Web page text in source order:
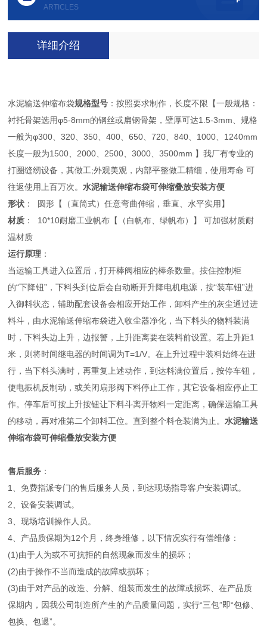
ARTICLES
详细介绍
水泥输送伸缩布袋规格型号 ：按照要求制作，长度不限【一般规格：
衬托骨架选用φ5-8mm的钢丝或扁钢骨架，壁厚可达1.5-3mm、规格
一般为φ300、320、350、400、650、720、840、1000、1240mm
长度一般为1500、2000、2500、3000、3500mm 】我厂有专业的
打圈缝纫设备，其做工;外观美观，内部平整做工精细，使用寿命 可
往返使用上百万次。水泥输送伸缩布袋可伸缩叠放安装方便
形状 ： 圆形【（直筒式）任意弯曲伸缩，垂直、水平实用】
材质 ： 10*10耐磨工业帆布【（白帆布、绿帆布）】 可加强材质耐
温材质
运行原理 ：
当运输工具进入位置后，打开棒阀相应的棒条数量。按住控制柜
的“下降钮”，下料头到位后会自动断开升降电机电源，按“装车钮”进
入御料状态，辅助配套设备会相应开始工作，卸料产生的灰尘通过进
料斗，由水泥输送伸缩布袋进入收尘器净化，当下料头的物料装满
时，下料头边上升，边报警，上升距离要在装料前设置。若上升距1
米，则将时间继电器的时间调为T=1/V。在上升过程中装料始终在进
行，当下料头满时，再重复上述动作，到达料满位置后，按停车钮，
使电振机反制动，或关闭扇形阀下料停止工作，其它设备相应停止工
作。停车后可按上升按钮让下料斗离开物料一定距离，确保运输工具
的移动，再对准第二个卸料工位。直到整个料仓装满为止。水泥输送
伸缩布袋可伸缩叠放安装方便
售后服务 ：
1、免费指派专门的售后服务人员，到达现场指导客户安装调试。
2、设备安装调试。
3、现场培训操作人员。
4、产品质保期为12个月，终身维修，以下情况实行有偿维修：
(1)由于人为或不可抗拒的自然现象而发生的损坏；
(2)由于操作不当而造成的故障或损坏；
(3)由于对产品的改造、分解、组装而发生的故障或损坏、在产品质
保期内，因我公司制造所产生的产品质量问题，实行“三包”即“包修、
包换、包退”。